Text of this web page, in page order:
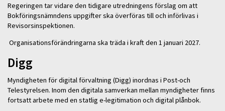
Regeringen tar vidare den tidigare utredningens förslag om att
Bokföringsnämndens uppgifter ska överföras till och införlivas i
Revisorsinspektionen.
Organisationsförändringarna ska träda i kraft den 1 januari 2027.
Digg
Myndigheten för digital förvaltning (Digg) inordnas i Post-och
Telestyrelsen. Inom den digitala samverkan mellan myndigheter finns
fortsatt arbete med en statlig e-legitimation och digital plånbok.